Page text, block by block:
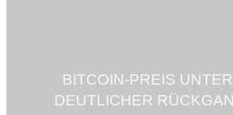
BITCOIN-PREIS
DEUTLICHER